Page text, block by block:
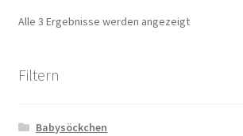
Alle 3 Ergebnisse werden angezeigtNach
Filtern
Babysöckchen